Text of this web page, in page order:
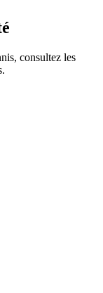
, consultez les
.